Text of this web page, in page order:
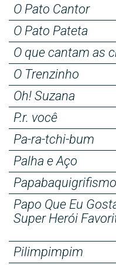
O Pato Cantor
O Pato Pateta
O que cantam as
O Trenzinho
Oh! Suzana
P.r. você
Pa-ra-tchi-bum
Palha e Aço
Papabaquigrifismo
Papo Que Eu
Super Herói
Pilimpimpim